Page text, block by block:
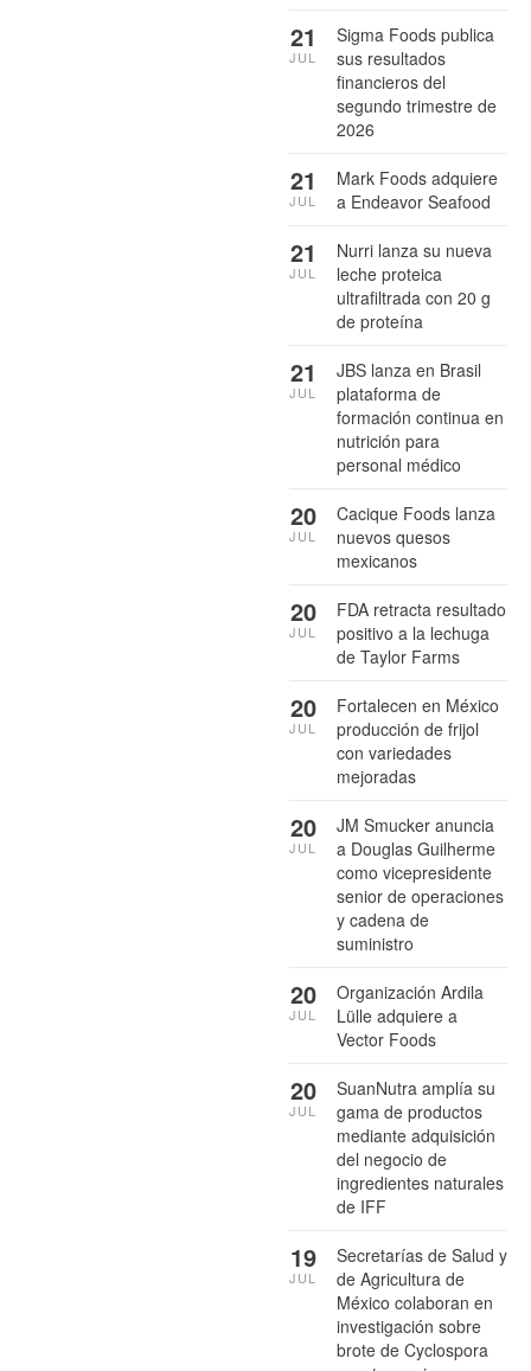
Sigma Foods publica
sus resultados
financieros del
segundo trimestre de
2026
21
JUL
Mark Foods adquiere
a Endeavor Seafood
21
JUL
Nurri lanza su nueva
leche proteica
ultrafiltrada con 20 g
de proteína
21
JUL
JBS lanza en Brasil
plataforma de
formación continua en
nutrición para
personal médico
21
JUL
Cacique Foods lanza
nuevos quesos
mexicanos
20
JUL
FDA retracta resultado
positivo a la lechuga
de Taylor Farms
20
JUL
Fortalecen en México
producción de frijol
con variedades
mejoradas
20
JUL
JM Smucker anuncia
a Douglas Guilherme
como vicepresidente
senior de operaciones
y cadena de
suministro
20
JUL
Organización Ardila
Lülle adquiere a
Vector Foods
20
JUL
SuanNutra amplía su
gama de productos
mediante adquisición
del negocio de
ingredientes naturales
de IFF
20
JUL
Secretarías de Salud y
de Agricultura de
México colaboran en
investigación sobre
brote de Cyclospora
19
JUL